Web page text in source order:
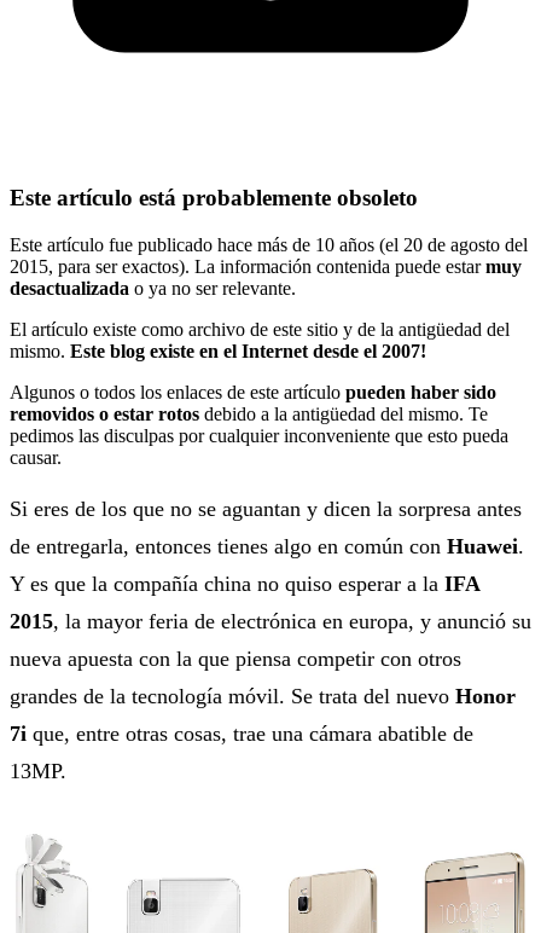
Este artículo está probablemente obsoleto
Este artículo fue publicado hace más de 10 años (el 20 de agosto del
2015, para ser exactos). La información contenida puede estarmuy
desactualizada o ya no ser relevante.
El artículo existe como archivo de este sitio y de la antigüedad del
mismo. Este blog existe en el Internet desde el 2007!
Algunos o todos los enlaces de este artículo pueden haber sido
removidos o estar rotos debido a la antigüedad del mismo. Te
pedimos las disculpas por cualquier inconveniente que esto pueda
causar.
Si eres de los que no se aguantan y dicen la sorpresa antes
de entregarla, entonces tienes algo en común con Huawei.
Y es que la compañía china no quiso esperar a la IFA
2015, la mayor feria de electrónica en europa, y anunció su
nueva apuesta con la que piensa competir con otros
grandes de la tecnología móvil. Se trata del nuevo Honor
7i que, entre otras cosas, trae una cámara abatible de
13MP.